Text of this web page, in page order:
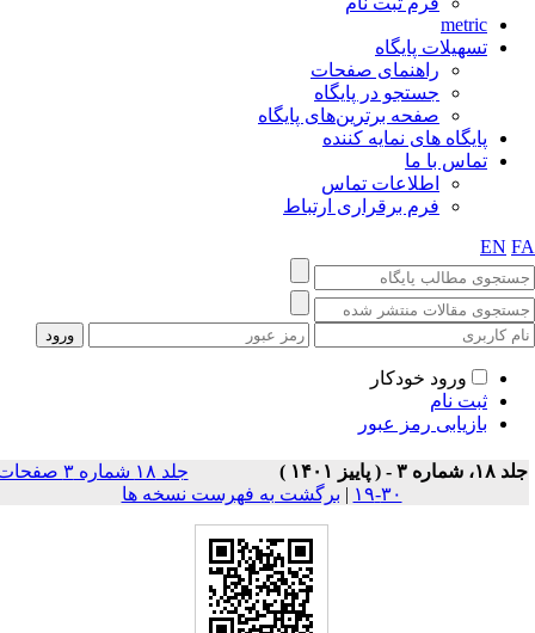
metric
تسهیلات پایگاه
راهنمای صفحات
جستجو در پایگاه
صفحه برترین‌های پایگاه
پایگاه های نمایه کننده
تماس با ما
اطلاعات تماس
فرم برقراری ارتباط
EN
ورود خودکار
ثبت نام
بازیابی رمز عبور
شماره ۳ - ( پاییز ۱۴۰۱ )
جلد ۱۸ شماره ۳ صفحات
۳۰-۱۹
| برگشت به فهرست نسخه ها